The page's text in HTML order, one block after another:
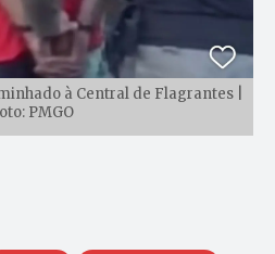
à Central de Flagrantes |
PMGO